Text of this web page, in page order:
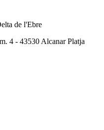
de l'Ebre
4 - 43530 Alcanar Platja